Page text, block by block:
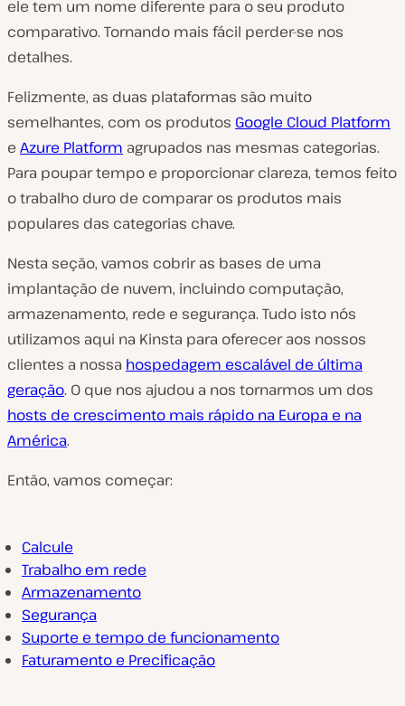
ele tem um nome diferente para o seu produto
comparativo. Tornando mais fácil perder-se nos
detalhes.
Felizmente, as duas plataformas são muito
semelhantes, com os produtos Google Cloud Platform
e Azure Platform agrupados nas mesmas categorias.
Para poupar tempo e proporcionar clareza, temos feito
o trabalho duro de comparar os produtos mais
populares das categorias chave.
Nesta seção, vamos cobrir as bases de uma
implantação de nuvem, incluindo computação,
armazenamento, rede e segurança. Tudo isto nós
utilizamos aqui na Kinsta para oferecer aos nossos
clientes a nossa hospedagem escalável de última
geração. O que nos ajudou a nos tornarmos um dos
hosts de crescimento mais rápido na Europa e na
América.
Então, vamos começar:
Calcule
Trabalho em rede
Armazenamento
Segurança
Suporte e tempo de funcionamento
Faturamento e Precificação